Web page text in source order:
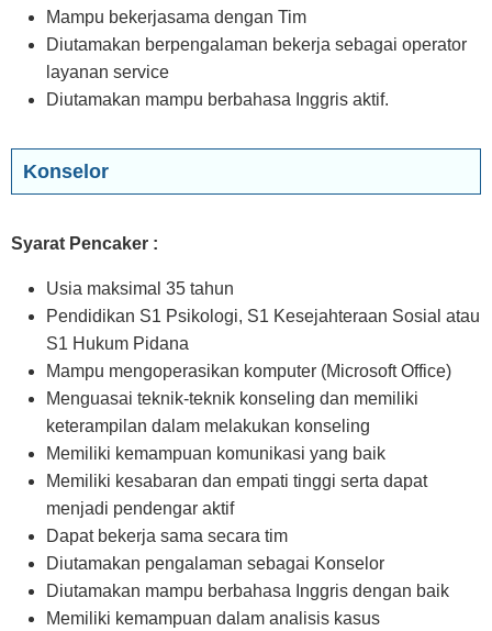
Mampu bekerjasama dengan Tim
Diutamakan berpengalaman bekerja sebagai operator
layanan service
Diutamakan mampu berbahasa Inggris aktif.
Konselor
Syarat Pencaker :
Usia maksimal 35 tahun
Pendidikan S1 Psikologi, S1 Kesejahteraan Sosial atau
S1 Hukum Pidana
Mampu mengoperasikan komputer (Microsoft Office)
Menguasai teknik-teknik konseling dan memiliki
keterampilan dalam melakukan konseling
Memiliki kemampuan komunikasi yang baik
Memiliki kesabaran dan empati tinggi serta dapat
menjadi pendengar aktif
Dapat bekerja sama secara tim
Diutamakan pengalaman sebagai Konselor
Diutamakan mampu berbahasa Inggris dengan baik
Memiliki kemampuan dalam analisis kasus